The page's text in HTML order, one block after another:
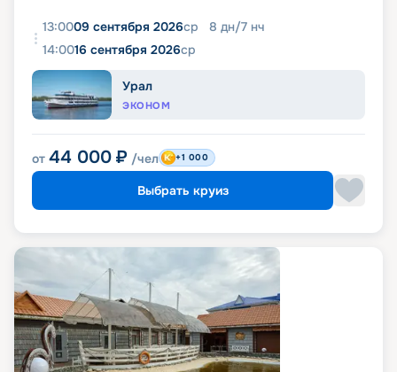
13:0009 сентября 2026ср 8 дн/7 нч
14:0016 сентября 2026ср
Урал
ЭКОНОМ
от 44 000 ₽ /чел +1 000
Выбрать круиз